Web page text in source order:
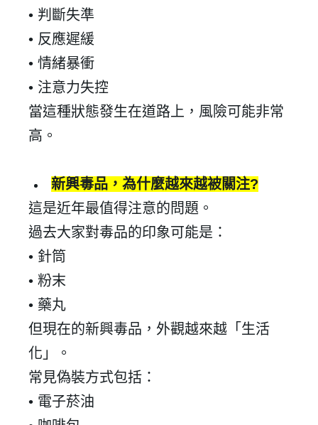
建立專屬帳號
只要再完成幾個步驟，即可完成帳號的註冊程序，
我 要 註 冊
• 判斷失準
• 反應遲緩
• 情緒暴衝
• 注意力失控
當這種狀態發生在道路上，風險可能非常
高。
新興毒品，為什麼越來越被關注?
這是近年最值得注意的問題。
過去大家對毒品的印象可能是：
• 針筒
• 粉末
• 藥丸
但現在的新興毒品，外觀越來越「生活
化」。
常見偽裝方式包括：
• 電子菸油